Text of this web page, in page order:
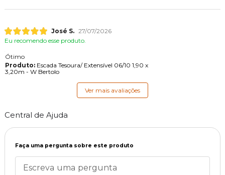
José S. 27/07/2026
Eu recomendo esse produto.
Ótimo
Produto:Escada Tesoura/ Extensível 06/10 1,90 x
3,20m - W Bertolo
Ver mais avaliações
Central de Ajuda
Faça uma pergunta sobre este produto